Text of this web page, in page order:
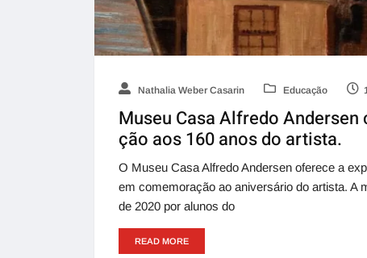
Nathalia Weber Casarin Educação
Museu Casa Alfredo
ção aos 160 anos do artista.
O Museu Casa Alfredo Andersen oferece a
em comemoração ao aniversário do artista. A
de 2020 por alunos do
READ MORE